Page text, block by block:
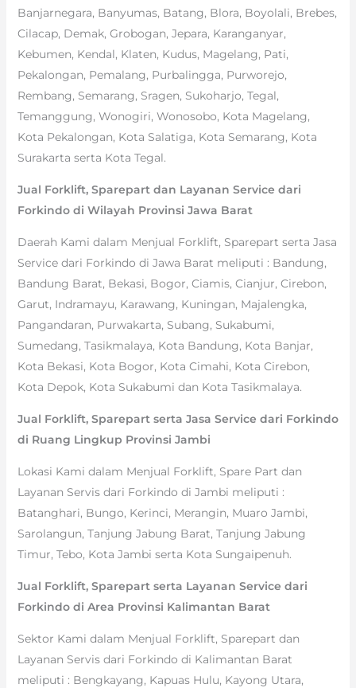
Banjarnegara, Banyumas, Batang, Blora, Boyolali, Brebes,
Cilacap, Demak, Grobogan, Jepara, Karanganyar,
Kebumen, Kendal, Klaten, Kudus, Magelang, Pati,
Pekalongan, Pemalang, Purbalingga, Purworejo,
Rembang, Semarang, Sragen, Sukoharjo, Tegal,
Temanggung, Wonogiri, Wonosobo, Kota Magelang,
Kota Pekalongan, Kota Salatiga, Kota Semarang, Kota
Surakarta serta Kota Tegal.
Jual Forklift, Sparepart dan Layanan Service dari
Forkindo di Wilayah Provinsi Jawa Barat
Daerah Kami dalam Menjual Forklift, Sparepart serta Jasa
Service dari Forkindo di Jawa Barat meliputi : Bandung,
Bandung Barat, Bekasi, Bogor, Ciamis, Cianjur, Cirebon,
Garut, Indramayu, Karawang, Kuningan, Majalengka,
Pangandaran, Purwakarta, Subang, Sukabumi,
Sumedang, Tasikmalaya, Kota Bandung, Kota Banjar,
Kota Bekasi, Kota Bogor, Kota Cimahi, Kota Cirebon,
Kota Depok, Kota Sukabumi dan Kota Tasikmalaya.
Jual Forklift, Sparepart serta Jasa Service dari Forkindo
di Ruang Lingkup Provinsi Jambi
Lokasi Kami dalam Menjual Forklift, Spare Part dan
Layanan Servis dari Forkindo di Jambi meliputi :
Batanghari, Bungo, Kerinci, Merangin, Muaro Jambi,
Sarolangun, Tanjung Jabung Barat, Tanjung Jabung
Timur, Tebo, Kota Jambi serta Kota Sungaipenuh.
Jual Forklift, Sparepart serta Layanan Service dari
Forkindo di Area Provinsi Kalimantan Barat
Sektor Kami dalam Menjual Forklift, Sparepart dan
Layanan Servis dari Forkindo di Kalimantan Barat
meliputi : Bengkayang, Kapuas Hulu, Kayong Utara,